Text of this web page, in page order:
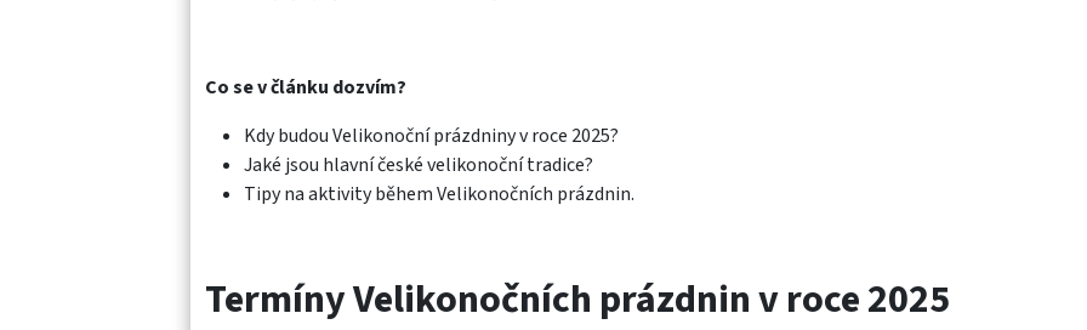
Co se v článku dozvím?
Kdy budou Velikonoční prázdniny v roce 2025?
Jaké jsou hlavní české velikonoční tradice?
Tipy na aktivity během Velikonočních prázdnin.
Termíny Velikonočních prázdnin v roce 2025